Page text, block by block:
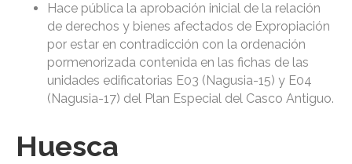
Hace pública la aprobación inicial de la relación
de derechos y bienes afectados de Expropiación
por estar en contradicción con la ordenación
pormenorizada contenida en las fichas de las
unidades edificatorias E03 (Nagusia-15) y E04
(Nagusia-17) del Plan Especial del Casco Antiguo.
Huesca